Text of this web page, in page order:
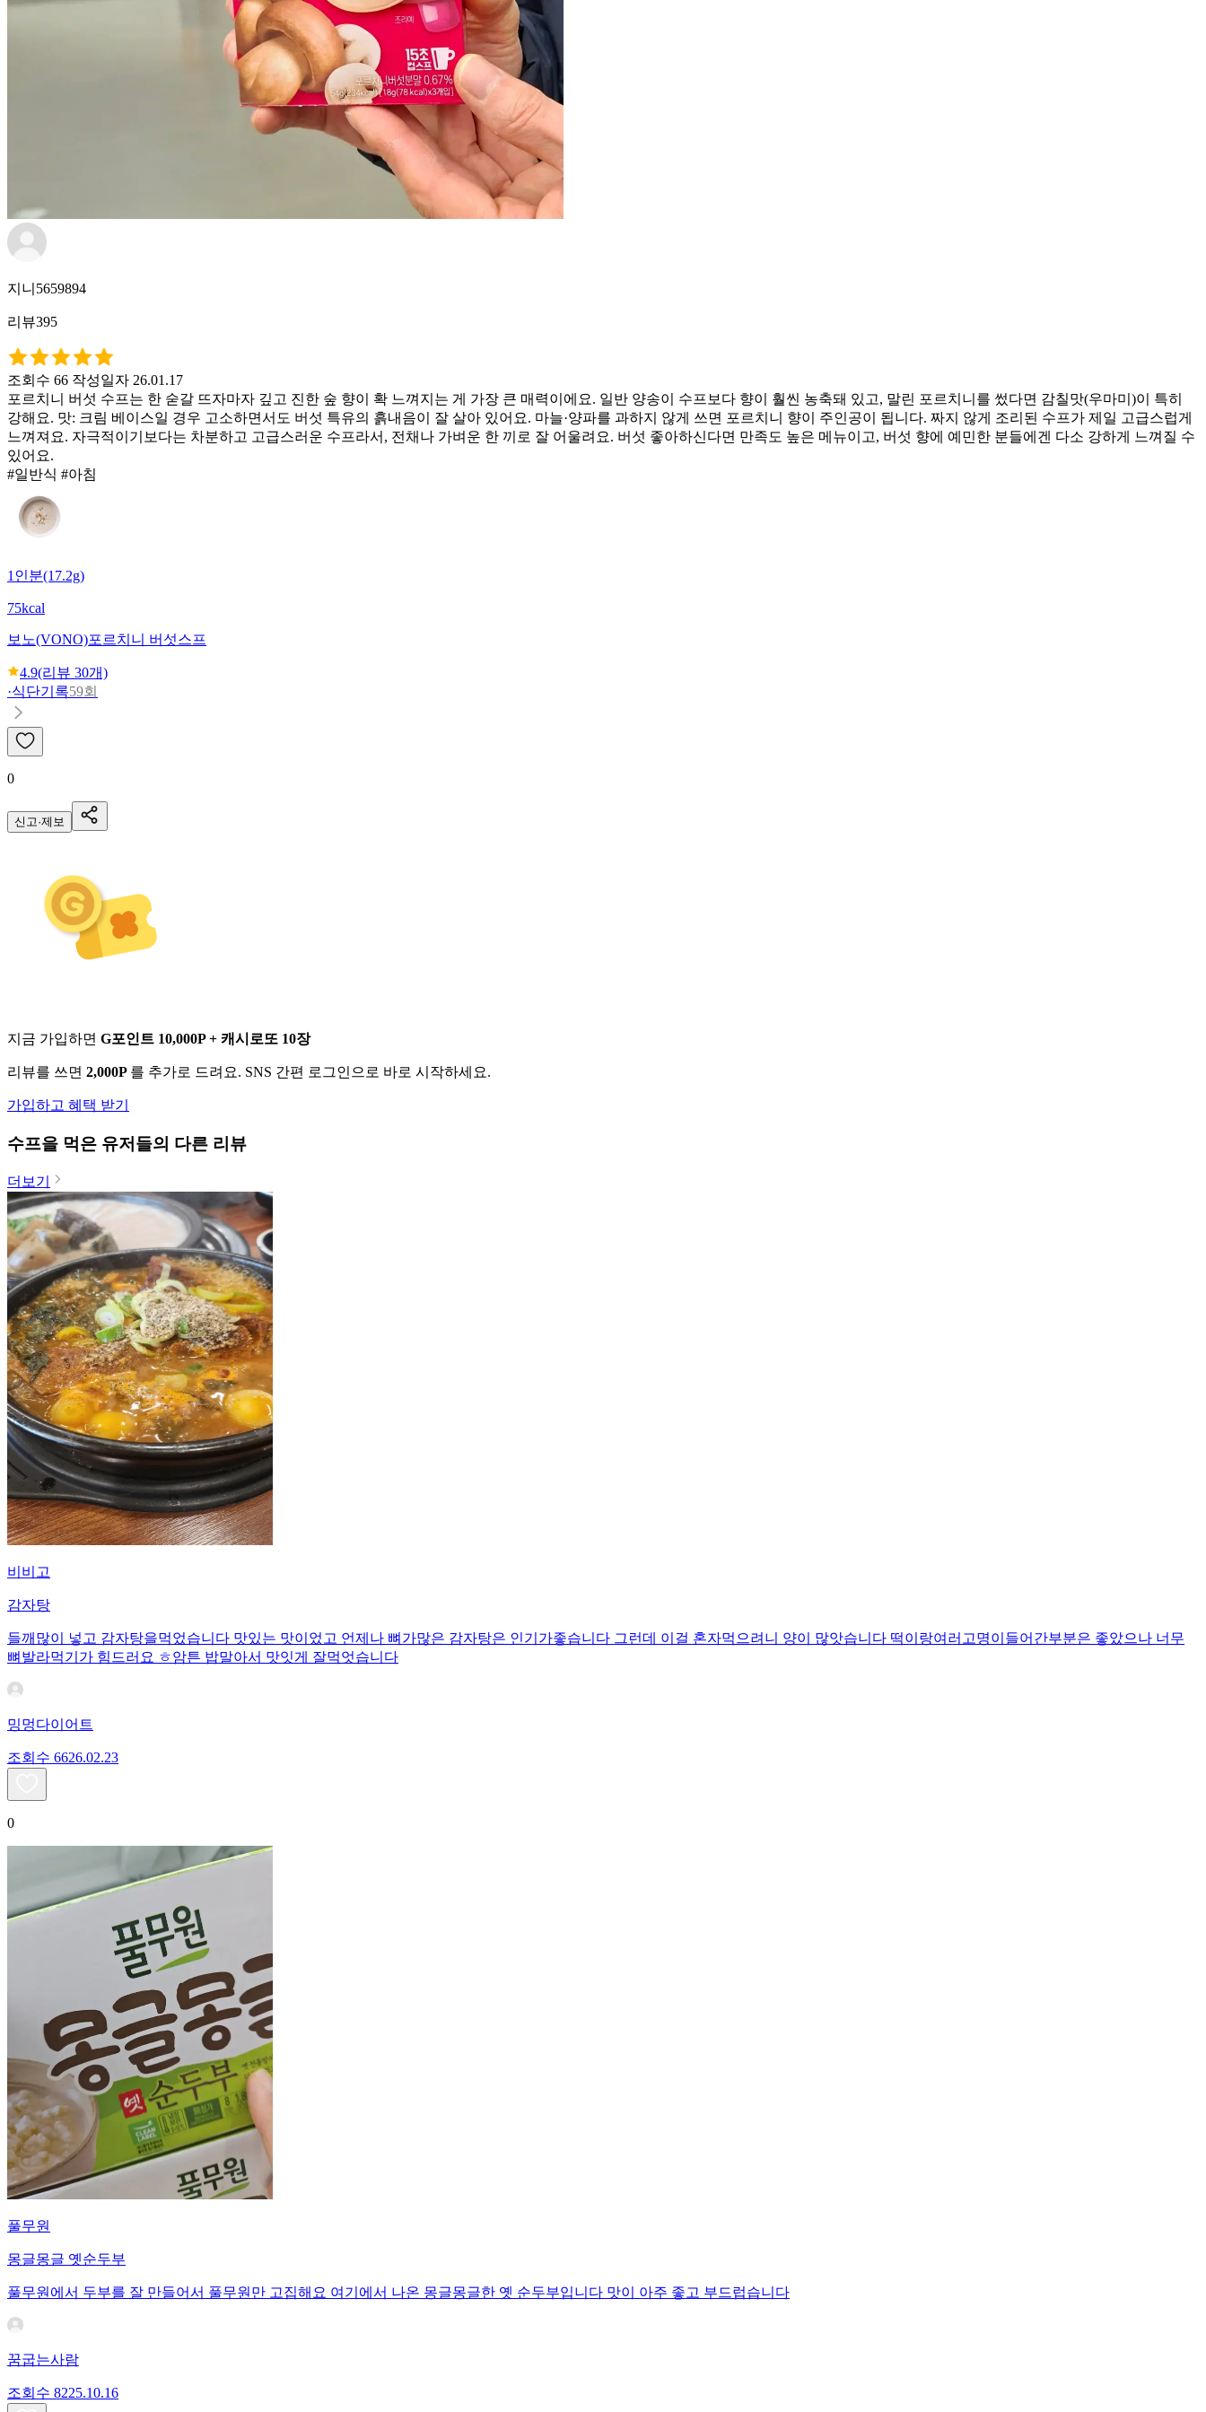
지니5659894
리뷰395
조회수 66 작성일자 26.01.17
포르치니 버섯 수프는 한 숟갈 뜨자마자 깊고 진한 숲 향이 확 느껴지는 게 가장 큰 매력이에요. 일반 양송이 수프보다 향이 훨씬 농축돼 있고, 말린 포르치니를 썼다면 감칠맛(우마미)이 특히
강해요. 맛: 크림 베이스일 경우 고소하면서도 버섯 특유의 흙내음이 잘 살아 있어요. 마늘·양파를 과하지 않게 쓰면 포르치니 향이 주인공이 됩니다. 짜지 않게 조리된 수프가 제일 고급스럽게
느껴져요. 자극적이기보다는 차분하고 고급스러운 수프라서, 전채나 가벼운 한 끼로 잘 어울려요. 버섯 좋아하신다면 만족도 높은 메뉴이고, 버섯 향에 예민한 분들에겐 다소 강하게 느껴질 수
있어요.
#일반식 #아침
1인분(17.2g)
75kcal
보노(VONO)포르치니 버섯스프
4.9(리뷰 30개)
·식단기록59회
0
신고·제보
지금 가입하면 G포인트 10,000P + 캐시로또 10장
리뷰를 쓰면 2,000P 를 추가로 드려요. SNS 간편 로그인으로 바로 시작하세요.
가입하고 혜택 받기
수프을 먹은 유저들의 다른 리뷰
더보기
비비고
감자탕
들깨많이 넣고 감자탕을먹었습니다 맛있는 맛이었고 언제나 뼈가많은 감자탕은 인기가좋습니다 그런데 이걸 혼자먹으려니 양이 많앗습니다 떡이랑여러고명이들어간부분은 좋았으나 너무
뼈발라먹기가 힘드러요 ㅎ암튼 밥말아서 맛잇게 잘먹엇습니다
밍멍다이어트
조회수 6626.02.23
0
풀무원
몽글몽글 옛순두부
풀무원에서 두부를 잘 만들어서 풀무원만 고집해요 여기에서 나온 몽글몽글한 옛 순두부입니다 맛이 아주 좋고 부드럽습니다
꿈굽는사람
조회수 8225.10.16